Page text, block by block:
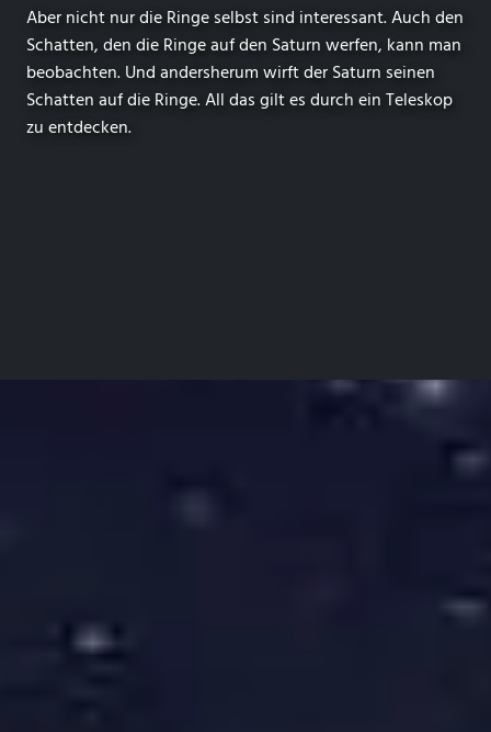
Aber nicht nur die Ringe selbst sind interessant. Auch den
Schatten, den die Ringe auf den Saturn werfen, kann man
beobachten. Und andersherum wirft der Saturn seinen
Schatten auf die Ringe. All das gilt es durch ein Teleskop
zu entdecken.